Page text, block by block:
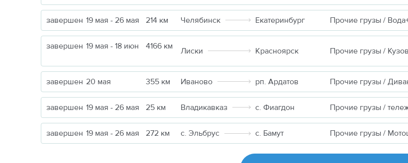
завершен 19 мая - 26 мая 214 км Челябинск Екатеринбург
завершен 19 мая - 18 июн 4166 км Лиски Красноярск Прочие грузы /
завершен 20 мая 355 км Иваново рп. Ардатов
завершен 19 мая - 26 мая 25 км Владикавказ с. Фиагдон
завершен 19 мая - 26 мая 272 км с. Эльбрус с. Бамут Прочие грузы /